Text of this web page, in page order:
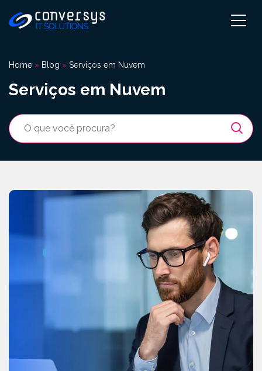
para
Home » Blog » Serviços em Nuvem
Serviços em Nuvem